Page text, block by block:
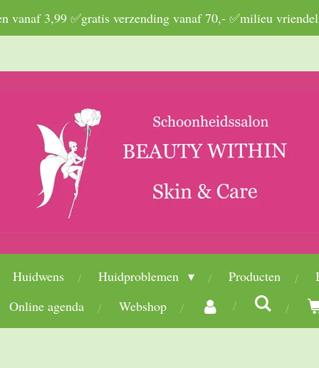
vanaf 3,99 ✅gratis verzending vanaf 70,- ✅milieu
Huidwens Huidproblemen Producten
Online agenda
Webshop